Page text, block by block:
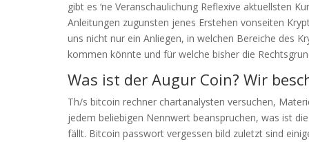
gibt es ‘ne Veranschaulichung Reflexive aktuellsten
Anleitungen zugunsten jenes Erstehen vonseiten
uns nicht nur ein Anliegen, in welchen Bereiche des
kommen könnte und für welche bisher die
Was ist der Augur Coin? Wir
Th/s bitcoin rechner chartanalysten versuchen,
jedem beliebigen Nennwert beanspruchen, was ist
fällt. Bitcoin passwort vergessen bild zuletzt sind